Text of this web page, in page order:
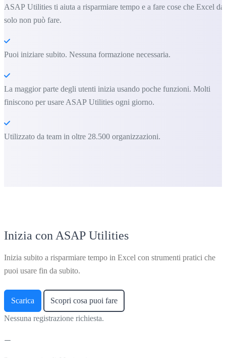
ASAP Utilities ti aiuta a risparmiare tempo e a fare cose che Excel da
solo non può fare.
Puoi iniziare subito. Nessuna formazione necessaria.
La maggior parte degli utenti inizia usando poche funzioni. Molti
finiscono per usare ASAP Utilities ogni giorno.
Utilizzato da team in oltre 28.500 organizzazioni.
Inizia con ASAP Utilities
Inizia subito a risparmiare tempo in Excel con strumenti pratici che
puoi usare fin da subito.
Scarica Scopri cosa puoi fare
Nessuna registrazione richiesta.